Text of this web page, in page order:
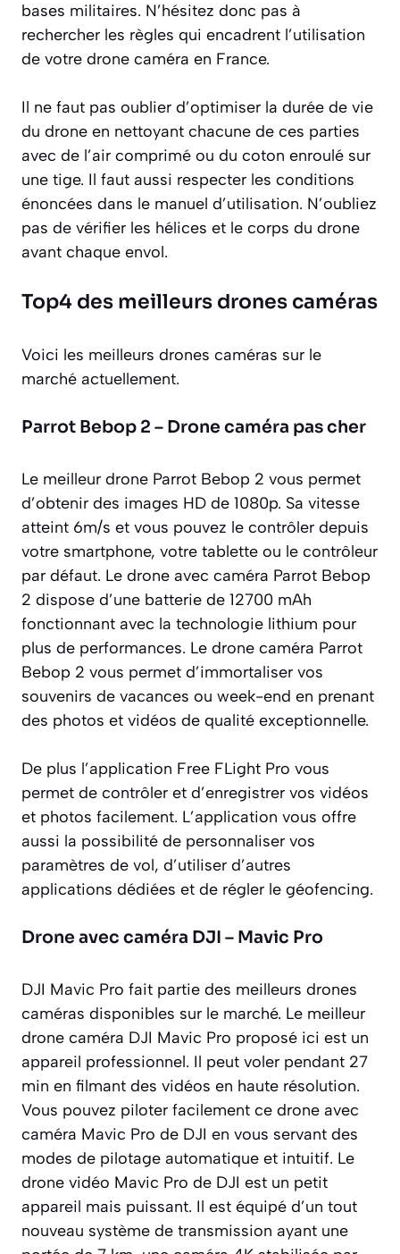
bases militaires. N’hésitez donc pas à
rechercher les règles qui encadrent l’utilisation
de votre drone caméra en France.
Il ne faut pas oublier d’optimiser la durée de vie
du drone en nettoyant chacune de ces parties
avec de l’air comprimé ou du coton enroulé sur
une tige. Il faut aussi respecter les conditions
énoncées dans le manuel d’utilisation. N’oubliez
pas de vérifier les hélices et le corps du drone
avant chaque envol.
Top4 des meilleurs drones caméras
Voici les meilleurs drones caméras sur le
marché actuellement.
Parrot Bebop 2 – Drone caméra pas cher
Le meilleur drone Parrot Bebop 2 vous permet
d’obtenir des images HD de 1080p. Sa vitesse
atteint 6m/s et vous pouvez le contrôler depuis
votre smartphone, votre tablette ou le contrôleur
par défaut. Le drone avec caméra Parrot Bebop
2 dispose d’une batterie de 12700 mAh
fonctionnant avec la technologie lithium pour
plus de performances. Le drone caméra Parrot
Bebop 2 vous permet d’immortaliser vos
souvenirs de vacances ou week-end en prenant
des photos et vidéos de qualité exceptionnelle.
De plus l’application Free FLight Pro vous
permet de contrôler et d’enregistrer vos vidéos
et photos facilement. L’application vous offre
aussi la possibilité de personnaliser vos
paramètres de vol, d’utiliser d’autres
applications dédiées et de régler le géofencing.
Drone avec caméra DJI – Mavic Pro
DJI Mavic Pro fait partie des meilleurs drones
caméras disponibles sur le marché. Le meilleur
drone caméra DJI Mavic Pro proposé ici est un
appareil professionnel. Il peut voler pendant 27
min en filmant des vidéos en haute résolution.
Vous pouvez piloter facilement ce drone avec
caméra Mavic Pro de DJI en vous servant des
modes de pilotage automatique et intuitif. Le
drone vidéo Mavic Pro de DJI est un petit
appareil mais puissant. Il est équipé d’un tout
nouveau système de transmission ayant une